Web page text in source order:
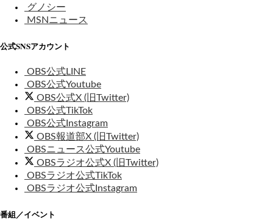
グノシー
MSNニュース
公式SNSアカウント
OBS公式LINE
OBS公式Youtube
OBS公式X (旧Twitter)
OBS公式TikTok
OBS公式Instagram
OBS報道部X (旧Twitter)
OBSニュース公式Youtube
OBSラジオ公式X (旧Twitter)
OBSラジオ公式TikTok
OBSラジオ公式Instagram
番組／イベント